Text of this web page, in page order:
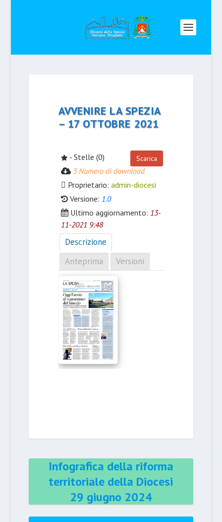
AVVENIRE LA SPEZIA
– 17 OTTOBRE 2021
Scarica
- Stelle (0)
3 Numero di download
Proprietario: admin-diocesi
Versione: 1.0
Ultimo aggiornamento: 13-
11-2021 9:48
Descrizione
Anteprima
Versioni
Infografica della riforma
territoriale della Diocesi
29 giugno 2024